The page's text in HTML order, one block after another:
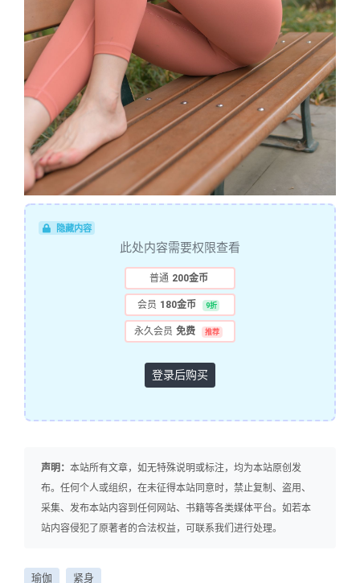
隐藏内容
此处内容需要权限查看
普通 200金币
会员 180金币 9折
永久会员 免费 推荐
登录后购买
声明： 本站所有文章，如无特殊说明或标注，均为本站原创发
布。任何个人或组织，在未征得本站同意时，禁止复制、盗用、
采集、发布本站内容到任何网站、书籍等各类媒体平台。如若本
站内容侵犯了原著者的合法权益，可联系我们进行处理。
瑜伽 紧身